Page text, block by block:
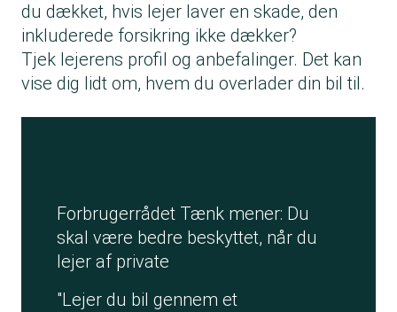
du dækket, hvis lejer laver en skade, den
inkluderede forsikring ikke dækker?
Tjek lejerens profil og anbefalinger. Det kan
vise dig lidt om, hvem du overlader din bil til.
Forbrugerrådet Tænk mener: Du
skal være bedre beskyttet, når du
lejer af private
"Lejer du bil gennem et